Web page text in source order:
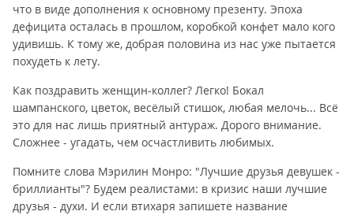
что в виде дополнения к основному презенту. Эпоха
дефицита осталась в прошлом, коробкой конфет мало кого
удивишь. К тому же, добрая половина из нас уже пытается
похудеть к лету.
Как поздравить женщин-коллег? Легко! Бокал
шампанского, цветок, весёлый стишок, любая мелочь... Всё
это для нас лишь приятный антураж. Дорого внимание.
Сложнее - угадать, чем осчастливить любимых.
Помните слова Мэрилин Монро: "Лучшие друзья девушек -
бриллианты"? Будем реалистами: в кризис наши лучшие
друзья - духи. И если втихаря запишете название